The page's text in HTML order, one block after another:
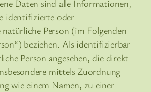
Daten sind alle Informationen,
identifizierte oder
Person (im Folgenden
beziehen. Als identifizierbar
Person angesehen, die direkt
mittels Zuordnung
wie einem Namen, zu einer